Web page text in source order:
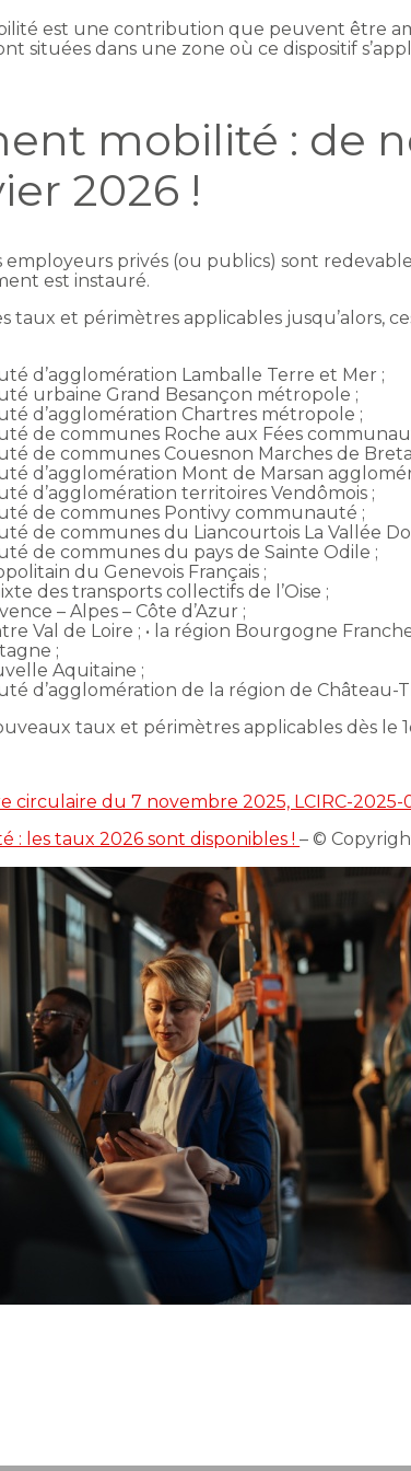
est une contribution que peuvent être
situées dans une zone où ce dispositif
mobilité : de
2026 !
employeurs privés (ou publics) sont
est instauré.
taux et périmètres applicables jusqu’alors,
d’agglomération Lamballe Terre et Mer ;
urbaine Grand Besançon métropole ;
d’agglomération Chartres métropole ;
de communes Roche aux Fées
de communes Couesnon Marches de
d’agglomération Mont de Marsan
d’agglomération territoires Vendômois ;
de communes Pontivy communauté ;
de communes du Liancourtois La Vallée
de communes du pays de Sainte Odile ;
du Genevois Français ;
des transports collectifs de l’Oise ;
– Alpes – Côte d’Azur ;
Val de Loire ; • la région Bourgogne
;
Aquitaine ;
d’agglomération de la région de Château-
taux et périmètres applicables dès
circulaire du 7 novembre 2025, LCIRC-
: les taux 2026 sont disponibles !– ©